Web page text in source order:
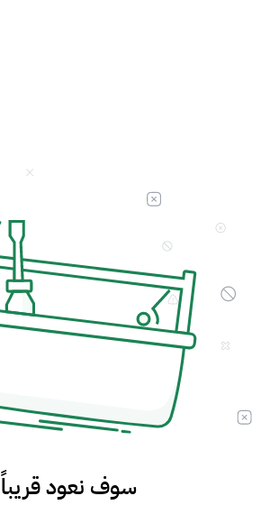
سوف نعود قريباً